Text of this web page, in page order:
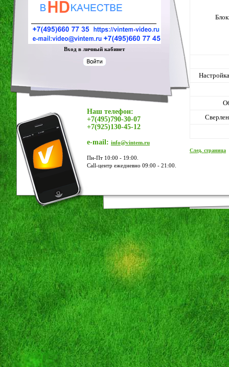
Вход в личный кабинет
Наш телефон:
+7(495)790-30-07
+7(925)130-45-12
e-mail: info@vintem.ru
Пн-Пт 10:00 - 19:00.
Call-центр ежедневно 09:00 - 21:00.
След. страница